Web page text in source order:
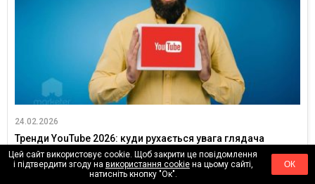
24.02.2026
Тренди YouTube 2026: куди рухається увага глядача
0 18268
Цей сайт використовує cookie. Щоб закрити це повідомлення
і підтвердити згоду на використання cookieна цьому сайті,
натисніть кнопку "Ок".
ОК